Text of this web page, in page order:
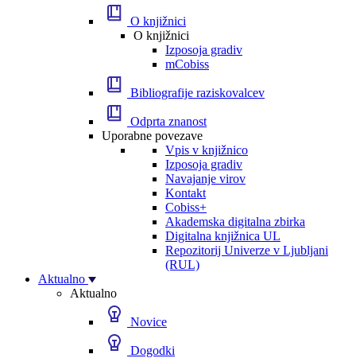
O knjižnici
O knjižnici
Izposoja gradiv
mCobiss
Bibliografije raziskovalcev
Odprta znanost
Uporabne povezave
Vpis v knjižnico
Izposoja gradiv
Navajanje virov
Kontakt
Cobiss+
Akademska digitalna zbirka
Digitalna knjižnica UL
Repozitorij Univerze v Ljubljani
(RUL)
Aktualno
Aktualno
Novice
Dogodki